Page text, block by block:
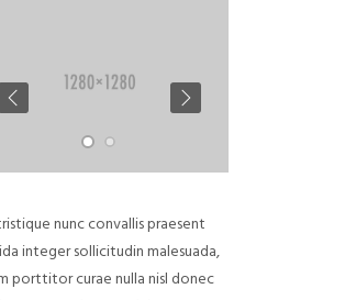
nunc convallis praesent
integer sollicitudin malesuada,
porttitor curae nulla nisl donec